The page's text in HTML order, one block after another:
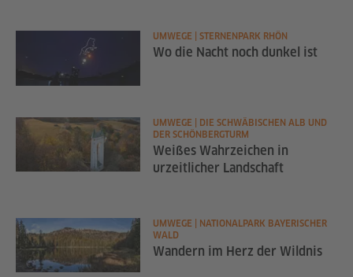
UMWEGE | STERNENPARK RHÖN
Wo die Nacht noch dunkel ist
UMWEGE | DIE SCHWÄBISCHEN ALB UND
DER SCHÖNBERGTURM
Weißes Wahrzeichen in
urzeitlicher Landschaft
UMWEGE | NATIONALPARK BAYERISCHER
WALD
Wandern im Herz der Wildnis